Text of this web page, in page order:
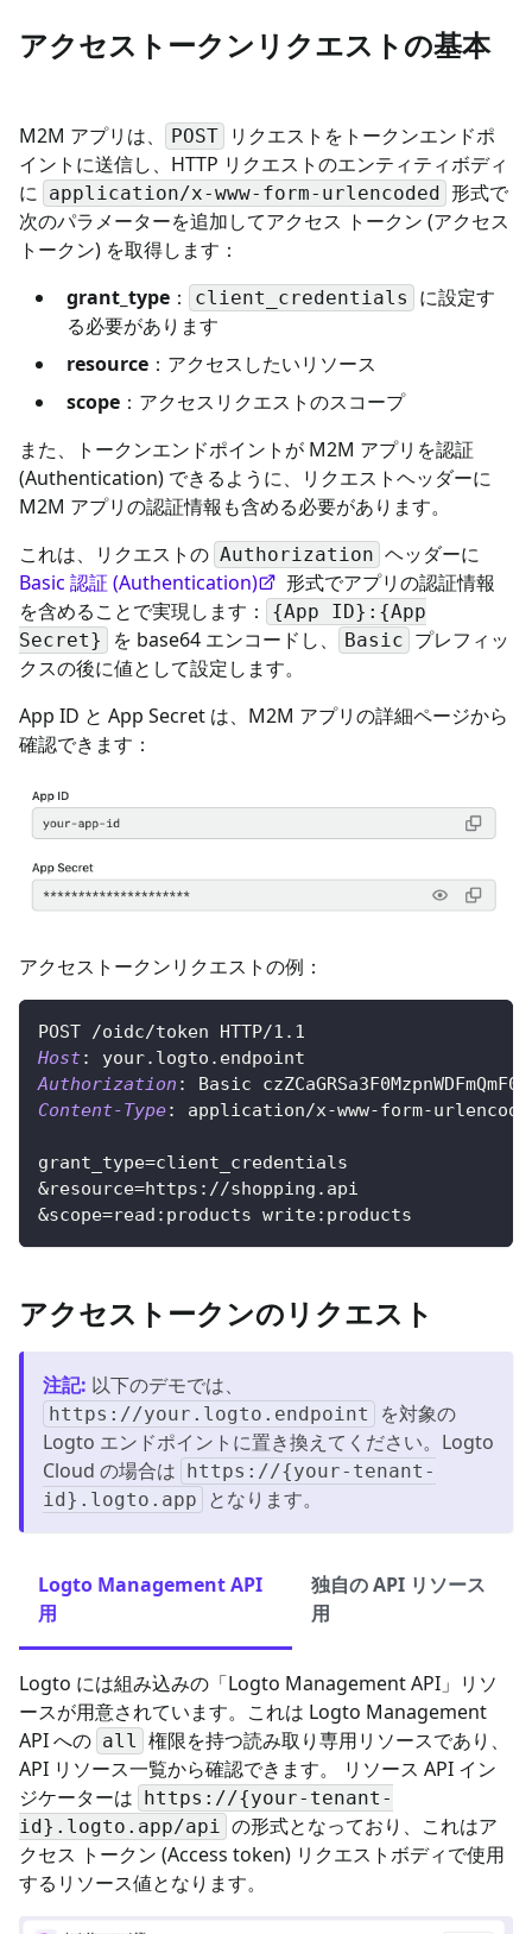
アクセストークンリクエストの基本
M2M アプリは、 POST
リクエストをトークンエンドポ
イントに送信し、HTTP リクエストのエンティティボディ
に application/x-www-form-urlencoded
形式で
次のパラメーターを追加してアクセス トークン (アクセス
トークン) を取得します：
grant_type ： client_credentials
に設定す
る必要があります
resource ：アクセスしたいリソース
scope ：アクセスリクエストのスコープ
また、トークンエンドポイントが M2M アプリを認証
(Authentication) できるように、リクエストヘッダーに
M2M アプリの認証情報も含める必要があります。
これは、リクエストの Authorization ヘッダーに
Basic 認証 (Authentication)
形式でアプリの認証情報
を含めることで実現します：
{App ID}:{App
Secret}
を base64 エンコードし、 Basic プレフィッ
クスの後に値として設定します。
App ID と App Secret は、M2M アプリの詳細ページから
確認できます：
アクセストークンリクエストの例：
POST /oidc/token
HTTP/1.1
Host:
your.logto.endpoint
Authorization :
Basic
Content-Type: application/x-www-form-
grant_type=client_credentials
&resource=https://shopping.api
&scope=read:products write:products
アクセストークンのリクエスト
注記: 以下のデモでは、
https://your.logto.endpoint
を対象の
Logto エンドポイントに置き換えてください。Logto
Cloud の場合は
https://{your-tenant-
id}.logto.app
となります。
Logto Management API
用
独自の API リソース
用
Logto には組み込みの「Logto Management API」リソ
ースが用意されています。これは Logto Management
API への all 権限を持つ読み取り専用リソースであり、
API リソース一覧から確認できます。 リソース API イン
ジケーターは
https://{your-tenant-
id}.logto.app/api の形式となっており、これはア
クセス トークン (Access token) リクエストボディで使用
するリソース値となります。